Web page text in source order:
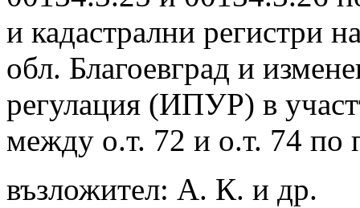
и кадастрални регистри
обл. Благоевград и
регулация (ИПУР) в
между о.т. 72 и о.т. 74 по
възложител: А. К. и др.